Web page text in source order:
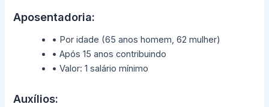
Aposentadoria:
• Por idade (65 anos homem, 62 mulher)
• Após 15 anos contribuindo
• Valor: 1 salário mínimo
Auxílios: